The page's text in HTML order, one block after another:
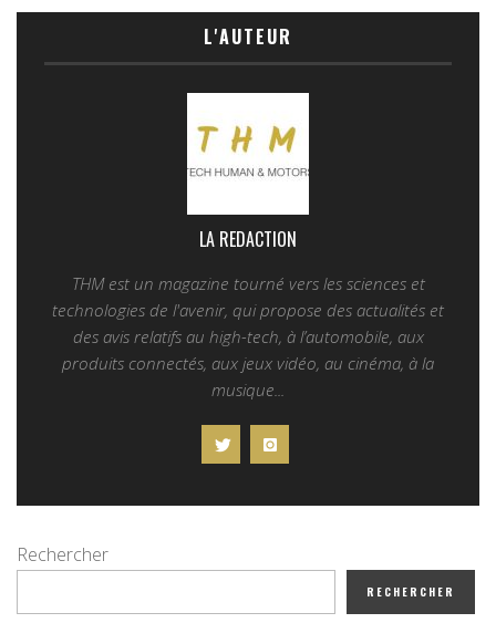
L'AUTEUR
LA REDACTION
THM est un magazine tourné vers les sciences et
technologies de l'avenir, qui propose des actualités et
des avis relatifs au high-tech, à l’automobile, aux
produits connectés, aux jeux vidéo, au cinéma, à la
musique...
Rechercher
RECHERCHER